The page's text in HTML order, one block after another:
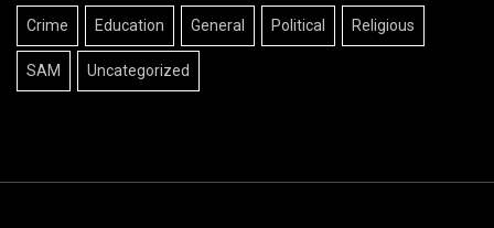
Crime Education General Political Religious
SAM Uncategorized